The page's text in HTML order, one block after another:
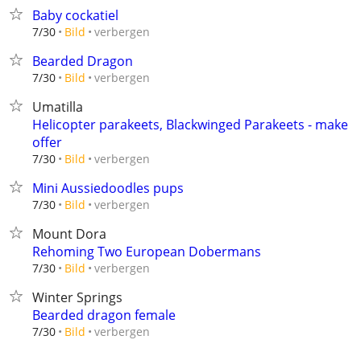
Baby cockatiel
7/30 Bild verbergen
Bearded Dragon
7/30 Bild verbergen
Umatilla
Helicopter parakeets, Blackwinged Parakeets - make
offer
7/30 Bild verbergen
Mini Aussiedoodles pups
7/30 Bild verbergen
Mount Dora
Rehoming Two European Dobermans
7/30 Bild verbergen
Winter Springs
Bearded dragon female
7/30 Bild verbergen